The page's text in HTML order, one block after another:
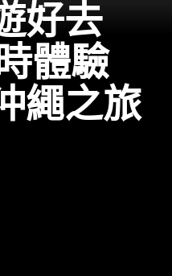
| Aerial View
好去
體驗
繩之旅